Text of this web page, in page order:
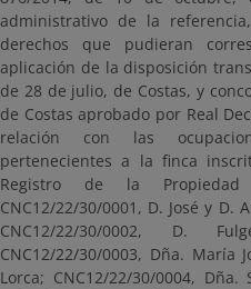
administrativo de la
derechos que pudieran
aplicación de la disposición
de 28 de julio, de Costas, y
de Costas aprobado por Real
relación con las
pertenecientes a la finca
Registro de la Propiedad
CNC12/22/30/0001, D. José y D.
CNC12/22/30/0002, D.
CNC12/22/30/0003, Dña. María
Lorca; CNC12/22/30/0004,